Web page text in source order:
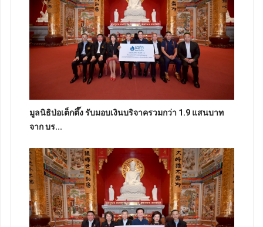
มูลนิธิป่อเต็กตึ๊ง รับมอบเงินบริจาครวมกว่า 1.9 แสนบาท
จาก บร...